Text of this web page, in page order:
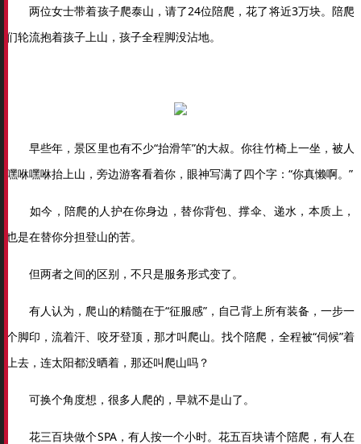
两位女士带着孩子爬泰山，请了24位陪爬，花了将近3万块。陪爬
们轮流抱着孩子上山，孩子全程脚没沾地。
早些年，景区里也有不少“抬滑竿”的大叔。你往竹椅上一坐，被人
嘿咻嘿咻抬上山，旁边游客看着你，眼神写满了四个字：“你真懒啊。”
如今，陪爬的人护在你身边，替你背包、撑伞、递水，本质上，
也是在替你分担登山的苦。
但两者之间的区别，不只是服务形式变了。
有人认为，爬山的精髓在于“征服感”，自己背上所有装备，一步一
个脚印，流着汗、咬牙登顶，那才叫爬山。找个陪爬，全程被“伺候”着
上去，连太阳都没晒着，那还叫爬山吗？
可换个角度想，很多人爬的，早就不是山了。
花三百块做个SPA，有人按一个小时。花五百块请个陪爬，有人在